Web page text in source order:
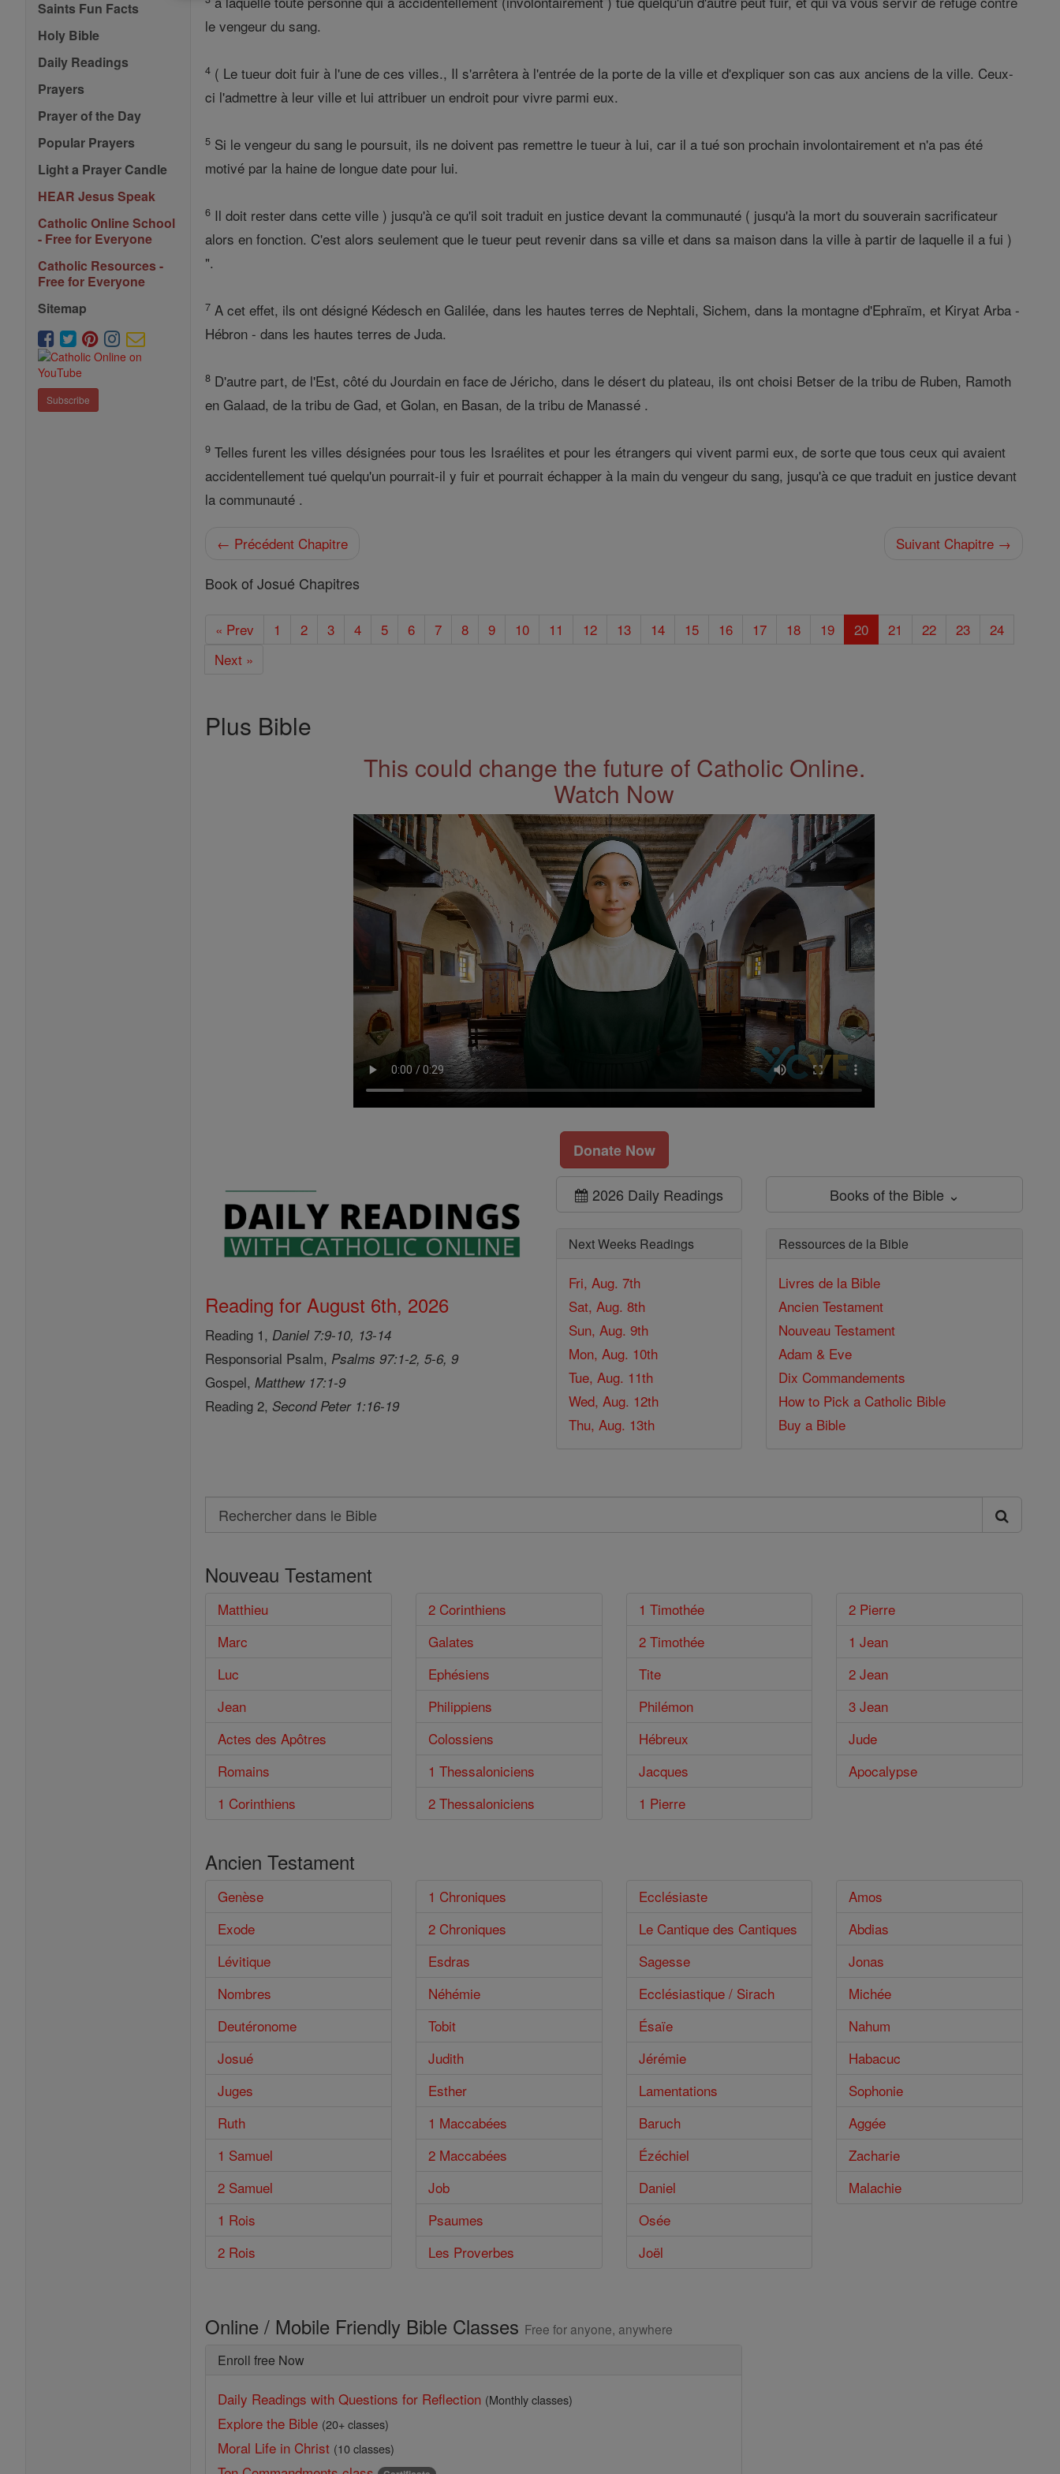
Saints Fun Facts
Holy Bible
Daily Readings
Prayers
Prayer of the Day
Popular Prayers
Light a Prayer Candle
HEAR Jesus Speak
Catholic Online School
- Free for Everyone
Catholic Resources -
Free for Everyone
Sitemap
Subscribe
le vengeur du sang.
4 ( Le tueur doit fuir à l'une de ces villes., Il s'arrêtera à l'entrée de la porte de la ville et d'expliquer son cas aux anciens de la ville. Ceux-
ci l'admettre à leur ville et lui attribuer un endroit pour vivre parmi eux.
5 Si le vengeur du sang le poursuit, ils ne doivent pas remettre le tueur à lui, car il a tué son prochain involontairement et n'a pas été
motivé par la haine de longue date pour lui.
6 Il doit rester dans cette ville ) jusqu'à ce qu'il soit traduit en justice devant la communauté ( jusqu'à la mort du souverain sacrificateur
alors en fonction. C'est alors seulement que le tueur peut revenir dans sa ville et dans sa maison dans la ville à partir de laquelle il a fui )
".
7 A cet effet, ils ont désigné Kédesch en Galilée, dans les hautes terres de Nephtali, Sichem, dans la montagne d'Ephraïm, et Kiryat Arba -
Hébron - dans les hautes terres de Juda.
8 D'autre part, de l'Est, côté du Jourdain en face de Jéricho, dans le désert du plateau, ils ont choisi Betser de la tribu de Ruben, Ramoth
en Galaad, de la tribu de Gad, et Golan, en Basan, de la tribu de Manassé .
9 Telles furent les villes désignées pour tous les Israélites et pour les étrangers qui vivent parmi eux, de sorte que tous ceux qui avaient
accidentellement tué quelqu'un pourrait-il y fuir et pourrait échapper à la main du vengeur du sang, jusqu'à ce que traduit en justice devant
la communauté .
← Précédent Chapitre Suivant Chapitre →
Book of Josué Chapitres
« Prev 1 2 3 4 5 6 7 8 9 10 11 12 13 14 15 16 17 18 19 20 21 22 23
24
Next »
Plus Bible
This could change the future of Catholic Online.
Watch Now
Donate Now
Reading for August 6th, 2026
Reading 1, Daniel 7:9-10, 13-14
Responsorial Psalm, Psalms 97:1-2, 5-6, 9
Gospel,Matthew 17:1-9
Reading 2,Second Peter 1:16-19
2026 Daily Readings
Next Weeks Readings
Fri, Aug. 7th
Sat, Aug. 8th
Sun, Aug. 9th
Mon, Aug. 10th
Tue, Aug. 11th
Wed, Aug. 12th
Thu, Aug. 13th
Books of the Bible ⌄
Ressources de la Bible
Livres de la Bible
Ancien Testament
Nouveau Testament
Adam & Eve
Dix Commandements
How to Pick a Catholic Bible
Buy a Bible
Search
Rechercher
le
Bible
Nouveau Testament
Matthieu
Marc
Luc
Jean
Actes des Apôtres
Romains
1 Corinthiens
2 Corinthiens
Galates
Ephésiens
Philippiens
Colossiens
1 Thessaloniciens
2 Thessaloniciens
1 Timothée
2 Timothée
Tite
Philémon
Hébreux
Jacques
1 Pierre
2 Pierre
1 Jean
2 Jean
3 Jean
Jude
Apocalypse
Ancien Testament
Genèse
Exode
Lévitique
Nombres
Deutéronome
Josué
Juges
Ruth
1 Samuel
2 Samuel
1 Rois
2 Rois
1 Chroniques
2 Chroniques
Esdras
Néhémie
Tobit
Judith
Esther
1 Maccabées
2 Maccabées
Job
Psaumes
Les Proverbes
Ecclésiaste
Le Cantique des Cantiques
Sagesse
Ecclésiastique / Sirach
Ésaïe
Jérémie
Lamentations
Baruch
Ézéchiel
Daniel
Osée
Joël
Amos
Abdias
Jonas
Michée
Nahum
Habacuc
Sophonie
Aggée
Zacharie
Malachie
Online / Mobile Friendly Bible Classes Free for anyone, anywhere
Enroll free Now
Daily Readings with Questions for Reflection (Monthly classes)
Explore the Bible (20+ classes)
Moral Life in Christ (10 classes)